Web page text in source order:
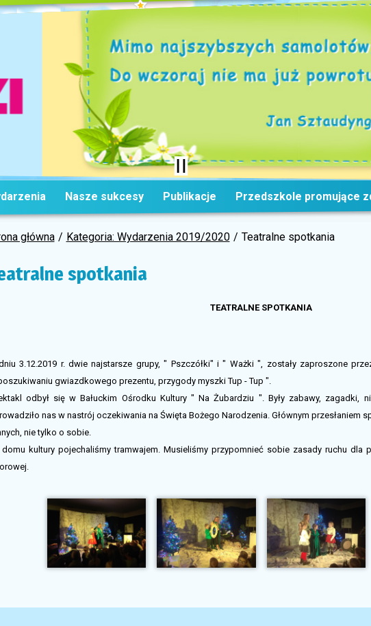
Nasze sukcesy Publikacje Przedszkole promujące
główna Kategoria: Wydarzenia 2019/2020 Teatralne spotkania
spotkania
TEATRALNE SPOTKANIA
3.12.2019 r. dwie najstarsze grupy, " Pszczółki" i " Ważki ", zostały zaproszone
gwiazdkowego prezentu, przygody myszki Tup - Tup ".
odbył się w Bałuckim Ośrodku Kultury " Na Żubardziu ". Były zabawy, zagadki,
nas w nastrój oczekiwania na Święta Bożego Narodzenia. Głównym przesłaniem
nie tylko o sobie.
kultury pojechaliśmy tramwajem. Musieliśmy przypomnieć sobie zasady ruchu dla